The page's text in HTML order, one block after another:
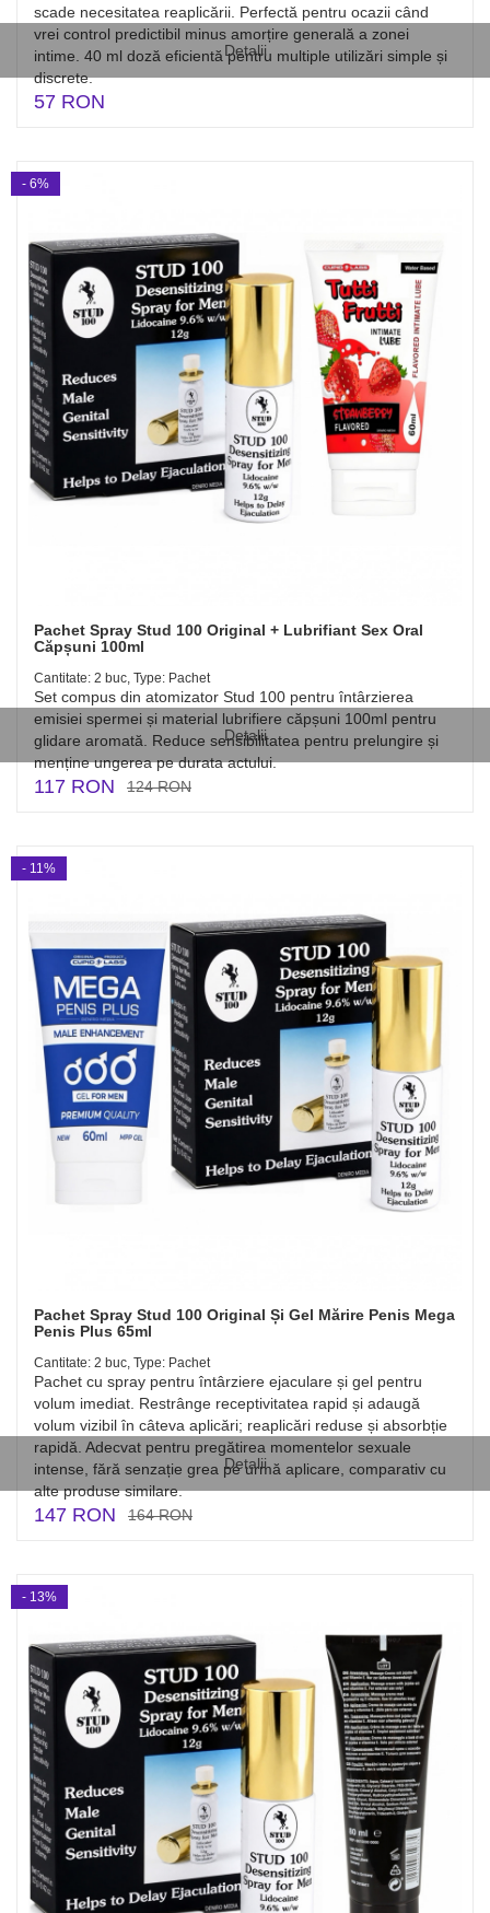
Detalii
scade necesitatea reaplicării. Perfectă pentru ocazii când
vrei control predictibil minus amorțire generală a zonei
intime. 40 ml doză eficientă pentru multiple utilizări simple și
discrete.
57 RON
Detalii
Pachet Spray Stud 100 Original + Lubrifiant Sex Oral
Căpșuni 100ml
Cantitate: 2 buc, Type: Pachet
Set compus din atomizator Stud 100 pentru întârzierea
emisiei spermei și material lubrifiere căpșuni 100ml pentru
glidare aromată. Reduce sensibilitatea pentru prelungire și
menține ungerea pe durata actului.
117 RON 124 RON
- 6%
Detalii
Pachet Spray Stud 100 Original Și Gel Mărire Penis Mega
Penis Plus 65ml
Cantitate: 2 buc, Type: Pachet
Pachet cu spray pentru întârziere ejaculare și gel pentru
volum imediat. Restrânge receptivitatea rapid și adaugă
volum vizibil în câteva aplicări; reaplicări reduse și absorbție
rapidă. Adecvat pentru pregătirea momentelor sexuale
intense, fără senzație grea pe urmă aplicare, comparativ cu
alte produse similare.
147 RON 164 RON
- 11%
- 13%